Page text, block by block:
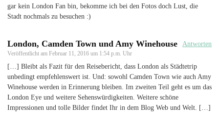
gar kein London Fan bin, bekomme ich bei den Fotos doch Lust, die
Stadt nochmals zu besuchen :)
London, Camden Town und Amy Winehouse
Veröffentlicht am Februar 11, 2016 um 1:54 p.m. Uhr
Antworten
[…] Bleibt als Fazit für den Reisebericht, dass London als Städtetrip
unbedingt empfehlenswert ist. Und: sowohl Camden Town wie auch Amy
Winehouse werden in Erinnerung bleiben. Im zweiten Teil geht es um das
London Eye und weitere Sehenswürdigkeiten. Weitere schöne
Impressionen und tolle Bilder findet Ihr in dem Blog Web und Welt. […]